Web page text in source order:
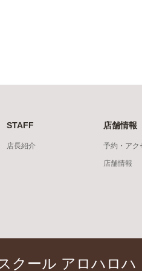
STAFF
店長紹介
店舗情報
予約・アク
店舗情報
クール アロハロハ